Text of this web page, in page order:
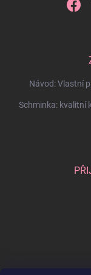
Návod: Vlastní
Schminka: kvalitní